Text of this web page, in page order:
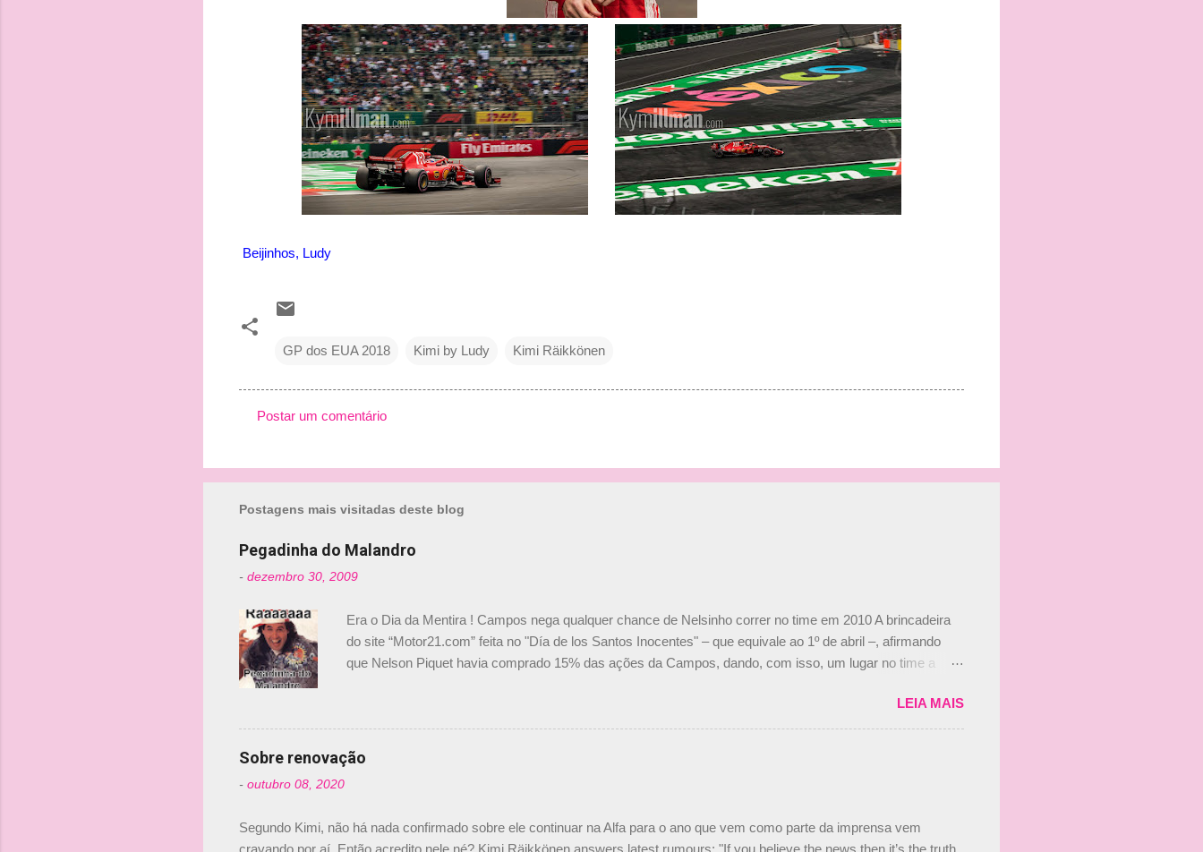
Beijinhos, Ludy
GP dos EUA 2018 Kimi by Ludy Kimi Räikkönen
m
e
t
á
r
i
o
s
Postar um comentário
Postagens mais visitadas deste blog
Pegadinha do Malandro
- dezembro 30, 2009
Era o Dia da Mentira ! Campos nega qualquer chance de Nelsinho correr no time em 2010 A brincadeira
do site “Motor21.com” feita no "Día de los Santos Inocentes" – que equivale ao 1º de abril –, afirmando
que Nelson Piquet havia comprado 15% das ações da Campos, dando, com isso, um lugar no time a
dirigente foi taxativo ao declarar que o brasileiro não será o companheiro de Bruno Senna em 2010. "Na
verdade, nós recebemos uma oferta de Piquet", admitiu Audetto. “Mas depois de ter assinado com Bruno
Senna, não podemos ter dois brasileiros”, explicou, dizendo ainda que não tem nada contra o filho do
LEIA MAIS
Sobre renovação
- outubro 08, 2020
Segundo Kimi, não há nada confirmado sobre ele continuar na Alfa para o ano que vem como parte da imprensa vem